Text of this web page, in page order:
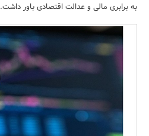
به برابری مالی و عدالت اقتصادی باور داشت.